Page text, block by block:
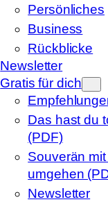
Persönliches
Business
Rückblicke
Newsletter
Gratis für dich
Das hast du
(PDF)
Souverän
umgehen
Newsletter